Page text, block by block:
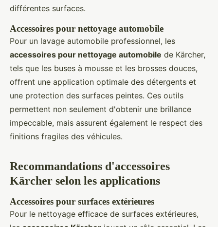
différentes surfaces.
Accessoires pour nettoyage automobile
Pour un lavage automobile professionnel, les
accessoires pour nettoyage automobile de Kärcher,
tels que les buses à mousse et les brosses douces,
offrent une application optimale des détergents et
une protection des surfaces peintes. Ces outils
permettent non seulement d'obtenir une brillance
impeccable, mais assurent également le respect des
finitions fragiles des véhicules.
Recommandations d'accessoires
Kärcher selon les applications
Accessoires pour surfaces extérieures
Pour le nettoyage efficace de surfaces extérieures,